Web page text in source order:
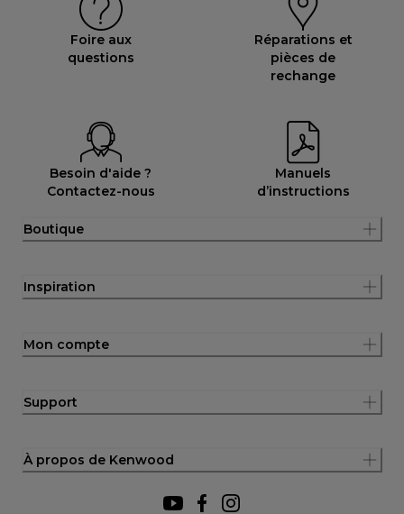
Foire aux
questions
Réparations et
pièces de
rechange
Besoin d'aide ?
Contactez-nous
Manuels
d’instructions
Boutique
Inspiration
Mon compte
Support
À propos de Kenwood